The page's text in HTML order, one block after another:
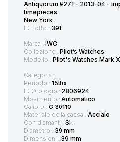
Antiquorum #271 - 2013-04 -
timepieces
New York
ID Lotto : 391
Marca : IWC
Collezione : Pilot’s Watches
Modello : Pilot's Watches Mark
Categoria :
Periodo : 15thx
ID Orologio : 2806924
Movimento : Automatico
Calibro : C 30110
Materiale della cassa : Acciaio
Con diamanti : Sì :
Diametro : 39 mm
Dimensioni : 39 mm